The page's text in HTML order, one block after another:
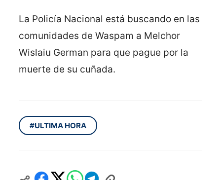
La Policía Nacional está buscando en las
comunidades de Waspam a Melchor
Wislaiu German para que pague por la
muerte de su cuñada.
#ULTIMA HORA